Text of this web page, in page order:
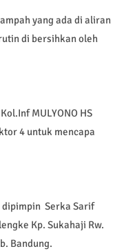
yang ada di aliran
di bersihkan oleh
MULYONO HS
4 untuk mencapa
dipimpin Serka Sarif
Kp. Sukahaji Rw.
Bandung.